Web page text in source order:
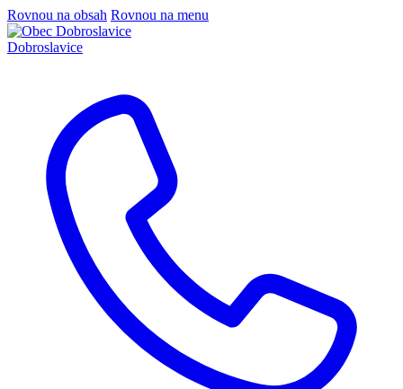
Rovnou na obsah Rovnou na menu
Dobroslavice